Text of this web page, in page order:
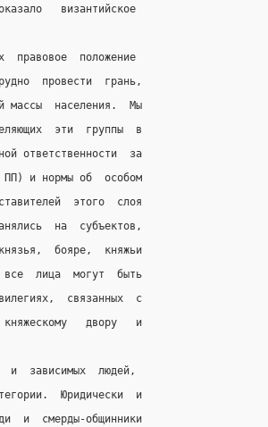
византийское
правовое  положение
провести  грань,
массы  населения.  Мы
эти  группы  в
ответственности  за
ПП) и нормы об  особом
этого  слоя
на  субъектов,
бояре,  княжьи
все  лица  могут  быть
связанных  с
княжескому   двору   и
и  зависимых  людей,
Юридически  и
и  смерды-общинники